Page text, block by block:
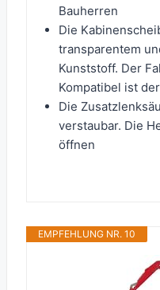
Bauherren
Die
transparentem
Kunststoff. Der
Kompatibel ist
Die
verstaubar. Die
öffnen
EMPFEHLUNG NR. 10